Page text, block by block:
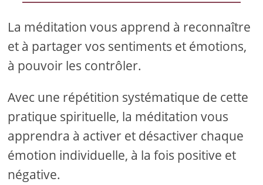
La méditation vous apprend à reconnaître
et à partager vos sentiments et émotions,
à pouvoir les contrôler.
Avec une répétition systématique de cette
pratique spirituelle, la méditation vous
apprendra à activer et désactiver chaque
émotion individuelle, à la fois positive et
négative.